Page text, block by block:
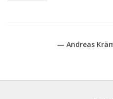
— Andreas